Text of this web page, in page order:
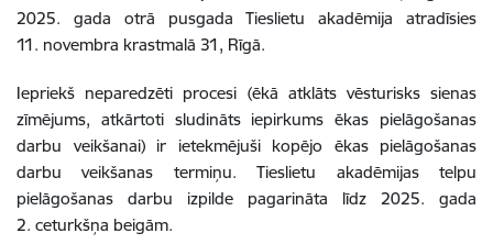
2025. gada otrā pusgada Tieslietu akadēmija atradīsies
11. novembra krastmalā 31, Rīgā.
Iepriekš neparedzēti procesi (ēkā atklāts vēsturisks sienas
zīmējums, atkārtoti sludināts iepirkums ēkas pielāgošanas
darbu veikšanai) ir ietekmējuši kopējo ēkas pielāgošanas
darbu veikšanas termiņu. Tieslietu akadēmijas telpu
pielāgošanas darbu izpilde pagarināta līdz 2025. gada
2. ceturkšņa beigām.